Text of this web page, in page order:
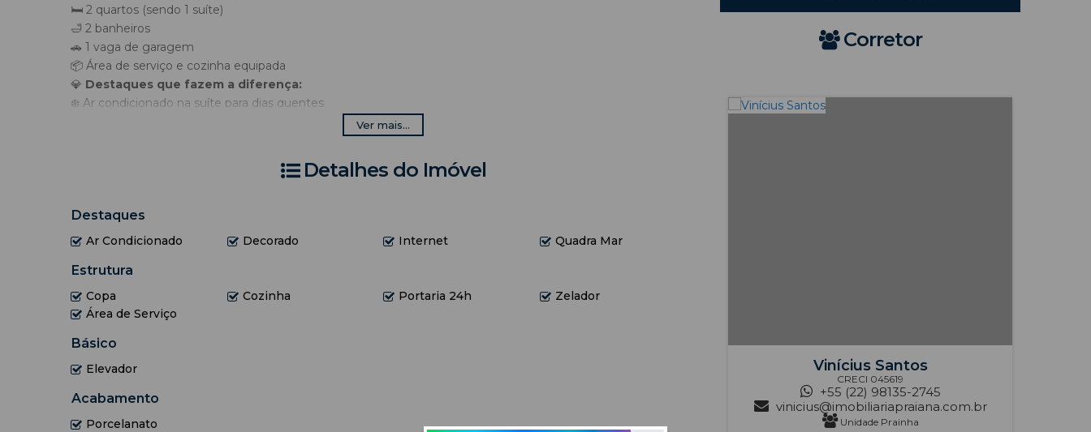
🛏️ 2 quartos (sendo 1 suíte)
🛁 2 banheiros
🚗 1 vaga de garagem
📦 Área de serviço e cozinha equipada
💎 Destaques que fazem a diferença:
❄️ Ar condicionado na suíte para dias quentes
🎢 Elevador e portaria 24h para mais praticidade e segurança
🌊 Localização privilegiada: a poucos passos da praia (quadra mar!)
Localizado em
que você precisa para viver momentos inesquecíveis com quem você ama.
📲 Não perca tempo, entre em contato e garanta seu lugar no paraíso. 🏝️
👉 Sonhos se tornam realidade aqui!
pessoais*******
- Limite de hóspedes: 06 pessoas
Ver mais...
Detalhes do Imóvel
Destaques
Ar Condicionado Decorado Internet Quadra Mar
Estrutura
Copa Cozinha Portaria 24h
Zelador
Área de Serviço
Básico
Elevador
Acabamento
Porcelanato
Corretor
Vinícius Santos
CRECI 045619
+55 (22) 98135-2745
vinicius@imobiliariapraiana.com.br
Unidade Prainha